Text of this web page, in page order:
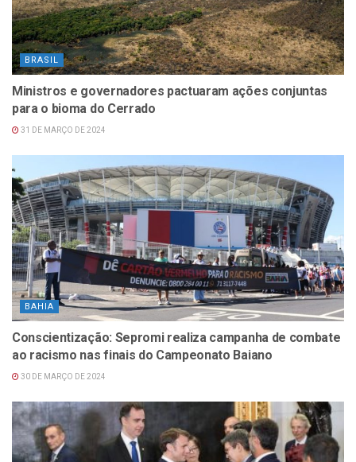
BRASIL
Ministros e governadores pactuaram ações conjuntas
para o bioma do Cerrado
31 DE MARÇO DE 2024
BAHIA
Conscientização: Sepromi realiza campanha de combate
ao racismo nas finais do Campeonato Baiano
30 DE MARÇO DE 2024